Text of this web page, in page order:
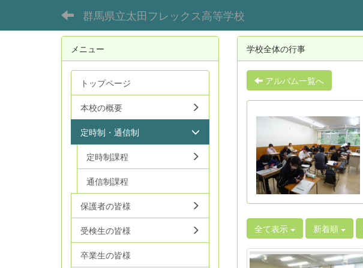
群馬県立太田フレックス高等学校
学校全体の行事
アルバム一覧へ
全て表示 新着順
メニュー
トップページ
本校の概要
定時制・通信制
定時制課程
通信制課程
保護者の皆様
受検生の皆様
卒業生の皆様